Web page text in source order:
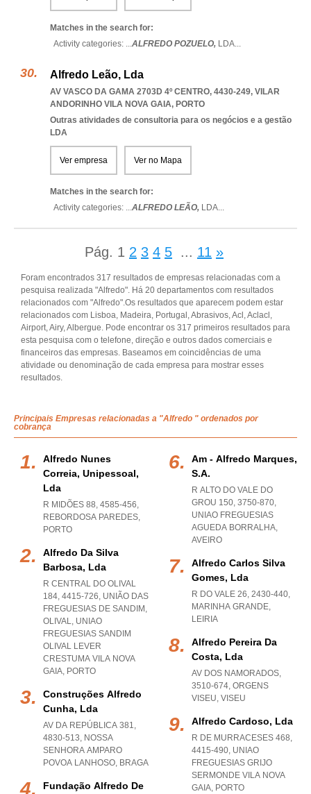
Matches in the search for:
Activity categories: ...ALFREDO POZUELO, LDA...
Alfredo Leão, Lda
AV VASCO DA GAMA 2703D 4º CENTRO, 4430-249, VILAR
ANDORINHO VILA NOVA GAIA, PORTO
Outras atividades de consultoria para os negócios e a gestão
LDA
Ver empresa Ver no Mapa
Matches in the search for:
Activity categories: ...ALFREDO LEÃO, LDA...
Pág. 1 2 3 4 5 ... 11 »
Foram encontrados 317 resultados de empresas relacionadas com a
pesquisa realizada "Alfredo". Há 20 departamentos com resultados
relacionados com "Alfredo".Os resultados que aparecem podem estar
relacionados com Lisboa, Madeira, Portugal, Abrasivos, Acl, Aclacl,
Airport, Airy, Albergue. Pode encontrar os 317 primeiros resultados para
esta pesquisa com o telefone, direção e outros dados comerciais e
financeiros das empresas. Baseamos em coincidências de uma
atividade ou denominação de cada empresa para mostrar esses
resultados.
Principais Empresas relacionadas a "Alfredo " ordenados por
cobrança
Alfredo Nunes
Correia, Unipessoal,
Lda
R MIDÕES 88, 4585-456,
REBORDOSA PAREDES,
PORTO
Alfredo Da Silva
Barbosa, Lda
R CENTRAL DO OLIVAL
184, 4415-726, UNIÃO DAS
FREGUESIAS DE SANDIM,
OLIVAL, UNIAO
FREGUESIAS SANDIM
OLIVAL LEVER
CRESTUMA VILA NOVA
GAIA, PORTO
Construções Alfredo
Cunha, Lda
AV DA REPÚBLICA 381,
4830-513, NOSSA
SENHORA AMPARO
POVOA LANHOSO, BRAGA
Fundação Alfredo De
Am - Alfredo Marques,
S.a.
R ALTO DO VALE DO
GROU 150, 3750-870,
UNIAO FREGUESIAS
AGUEDA BORRALHA,
AVEIRO
Alfredo Carlos Silva
Gomes, Lda
R DO VALE 26, 2430-440,
MARINHA GRANDE,
LEIRIA
Alfredo Pereira Da
Costa, Lda
AV DOS NAMORADOS,
3510-674, ORGENS
VISEU, VISEU
Alfredo Cardoso, Lda
R DE MURRACESES 468,
4415-490, UNIAO
FREGUESIAS GRIJO
SERMONDE VILA NOVA
GAIA, PORTO